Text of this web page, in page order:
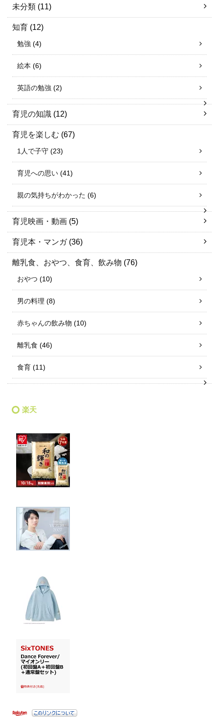
未分類 (11)
知育 (12)
勉強 (4)
絵本 (6)
英語の勉強 (2)
育児の知識 (12)
育児を楽しむ (67)
1人で子守 (23)
育児への思い (41)
親の気持ちがわかった (6)
育児映画・動画 (5)
育児本・マンガ(36)
離乳食、おやつ、食育、飲み物 (76)
おやつ (10)
男の料理 (8)
赤ちゃんの飲み物 (10)
離乳食 (46)
食育 (11)
楽天